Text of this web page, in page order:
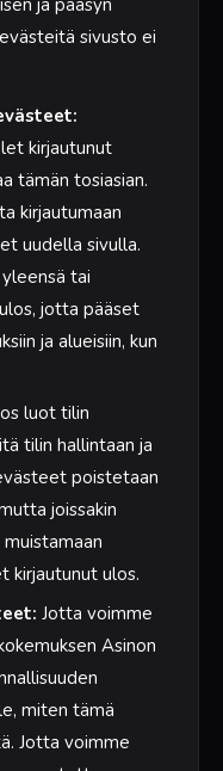
sivusto ei
kirjautunut
tämän tosiasian.
kirjautumaan
uudella sivulla.
tai
jotta pääset
ja alueisiin, kun
luot tilin
tilin hallintaan ja
poistetaan
joissakin
kirjautunut ulos.
Jotta voimme
Asinon
miten tämä
Jotta voimme